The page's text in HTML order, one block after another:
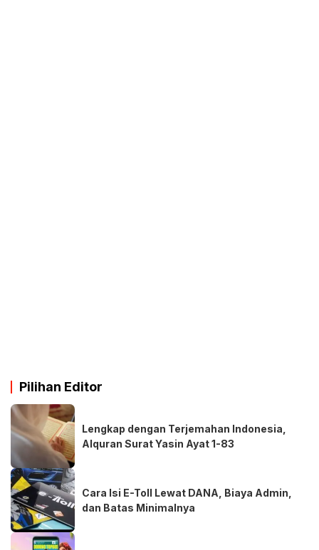
Pilihan Editor
Lengkap dengan Terjemahan Indonesia,
Alquran Surat Yasin Ayat 1-83
Cara Isi E-Toll Lewat DANA, Biaya Admin,
dan Batas Minimalnya